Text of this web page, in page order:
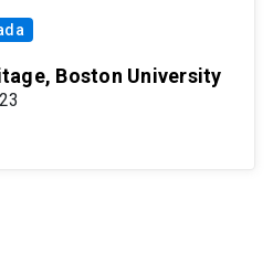
Boston University